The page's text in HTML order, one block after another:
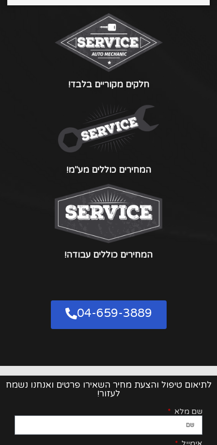
חלקים מקוריים בלבד!
המחירים כוללים מע"מ!
המחירים כוללים עבודה!
04-659-3889
לתיאום טיפול והצעת מחיר השאירו פרטים ואנחנו נשמח
לעזור!
שם מלא